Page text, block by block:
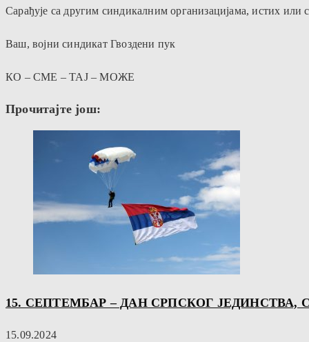
Сарађује са другим синдикалним организацијама, истих или
Ваш, војни синдикат Гвоздени пук
КО – СМЕ – ТАЈ – МОЖЕ
Прочитајте још:
15. СЕПТЕМБАР – ДАН СРПСКОГ
15.09.2024